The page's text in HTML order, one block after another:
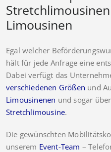
Limousinen
Egal welcher
hält für jede Anfrage eine
Dabei verfügt das
verschiedenen Größen und
Limousinenen und sogar
Stretchlimousine.
Die gewünschten
unserem Event-Team –